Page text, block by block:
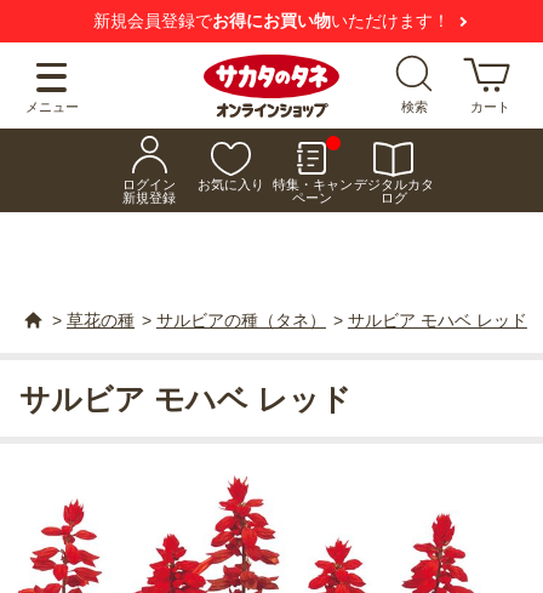
新規会員登録でお得にお買い物いただけます！
メニュー 検索 カート
ログイン
新規登録
お気に入り
特集・キャン
ペーン
デジタルカタ
ログ
> 草花の種 > サルビアの種（タネ） > サルビア モハベ レッド
サルビア モハベ レッド